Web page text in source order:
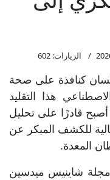
الزيارات: 602
كنافذة على صحة
هذا التقليد
قادرًا على تحليل
للكشف المبكر عن
المعدة.
شاينيس ميدسين